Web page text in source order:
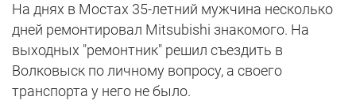
На днях в Мостах 35-летний мужчина несколько
дней ремонтировал Mitsubishi знакомого. На
выходных "ремонтник" решил съездить в
Волковыск по личному вопросу, а своего
транспорта у него не было.